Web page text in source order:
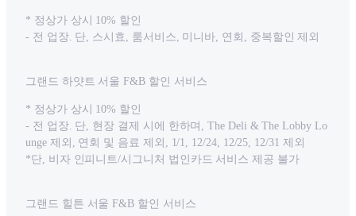
* 정상가 상시 10% 할인
- 전 업장. 단, 스시효, 룸서비스, 미니바, 연회, 중복할인 제외
그랜드 하얏트 서울 F&B 할인 서비스
* 정상가 상시 10% 할인
- 전 업장. 단, 현장 결제 시에 한하며, The Deli & The Lobby Lo
unge 제외, 연회 및 음료 제외, 1/1, 12/24, 12/25, 12/31 제외
*단, 비자 인피니트/시그니처 법인카드 서비스 제공 불가
그랜드 힐튼 서울 F&B 할인 서비스